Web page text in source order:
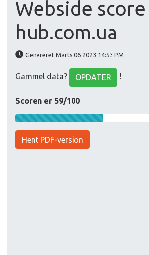
Webside
hub.com.ua
Genereret Marts 06 2023 14:53 PM
Gammel data? OPDATER !
Scoren er 59/100
Hent PDF-version